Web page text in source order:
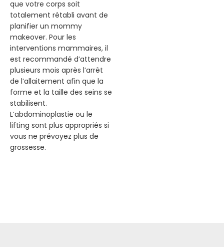
que votre corps soit
totalement rétabli avant de
planifier un mommy
makeover. Pour les
interventions mammaires, il
est recommandé d’attendre
plusieurs mois après l’arrêt
de l’allaitement afin que la
forme et la taille des seins se
stabilisent.
L’abdominoplastie ou le
lifting sont plus appropriés si
vous ne prévoyez plus de
grossesse.